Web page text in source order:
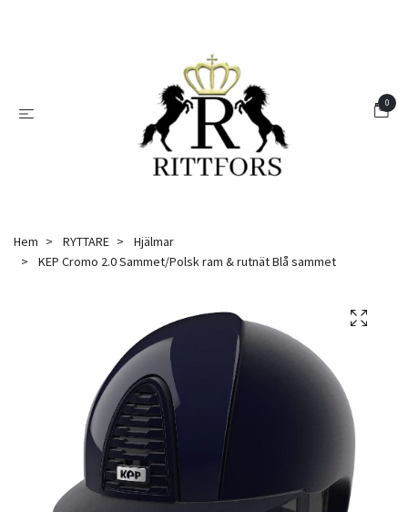
0
Hem RYTTARE
Hjälmar
KEP Cromo 2.0 Sammet/Polsk ram & rutnät Blå sammet